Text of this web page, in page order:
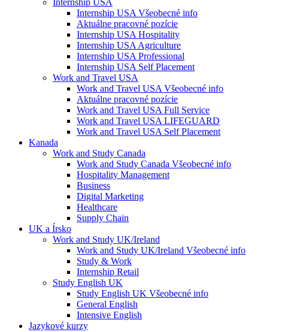
Internship USA
Internship USA Všeobecné info
Aktuálne pracovné pozície
Internship USA Hospitality
Internship USA Agriculture
Internship USA Professional
Internship USA Self Placement
Work and Travel USA
Work and Travel USA Všeobecné info
Aktuálne pracovné pozície
Work and Travel USA Full Service
Work and Travel USA LIFEGUARD
Work and Travel USA Self Placement
Kanada
Work and Study Canada
Work and Study Canada Všeobecné info
Hospitality Management
Business
Digital Marketing
Healthcare
Supply Chain
UK a Írsko
Work and Study UK/Ireland
Work and Study UK/Ireland Všeobecné info
Study & Work
Internship Retail
Study English UK
Study English UK Všeobecné info
General English
Intensive English
Jazykové kurzy